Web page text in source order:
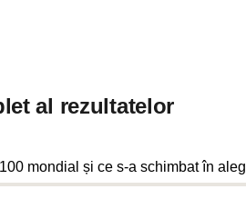
al rezultatelor
mondial și ce s-a schimbat în